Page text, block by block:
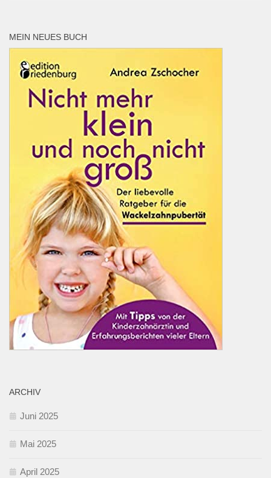
MEIN NEUES BUCH
ARCHIV
Juni 2025
Mai 2025
April 2025